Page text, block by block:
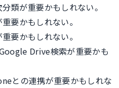
類が重要かもしれない。
要かもしれない。
要かもしれない。
Drive検索が重要かも
との連携が重要かもしれな